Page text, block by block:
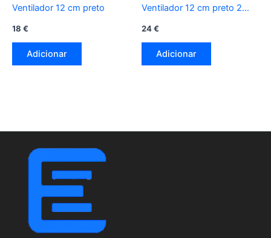
Ventilador 12 cm preto
18 €
Adicionar
Ventilador 12 cm preto 2
24€
Adicionar